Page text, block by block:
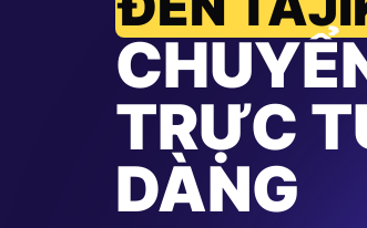
TRỰC
DÀNG